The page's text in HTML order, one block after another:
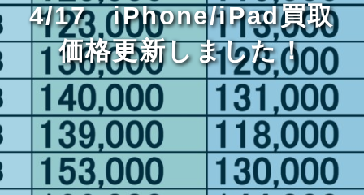
4/17 iPhone/iPad買取
価格更新しました！